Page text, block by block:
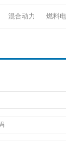
混合动力 燃料